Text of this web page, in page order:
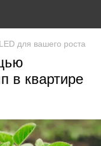
для вашего роста
в квартире